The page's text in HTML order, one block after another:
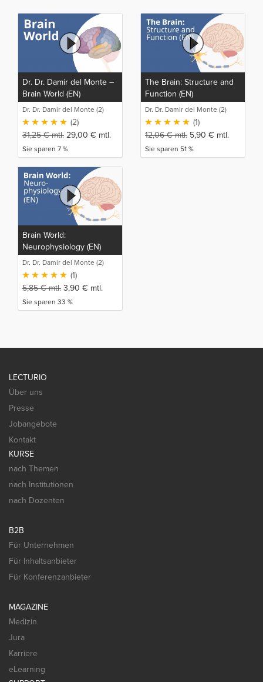
Dr. Dr. Damir del Monte –
Brain World (EN)
Dr. Dr. Damir del Monte (2)
(2)
31,25€mtl. 29,00 € mtl.
Sie sparen 7 %
The Brain: Structure and
Function (EN)
Dr. Dr. Damir del Monte (2)
(1)
12,06€mtl. 5,90 € mtl.
Sie sparen 51 %
Brain World:
Neurophysiology (EN)
Dr. Dr. Damir del Monte (2)
(1)
5,85€mtl. 3,90 € mtl.
Sie sparen 33 %
LECTURIO
Über uns
Presse
Jobangebote
Kontakt
KURSE
nach Themen
nach Institutionen
nach Dozenten
B2B
Für Unternehmen
Für Inhaltsanbieter
Für Konferenzanbieter
MAGAZINE
Medizin
Jura
Karriere
eLearning